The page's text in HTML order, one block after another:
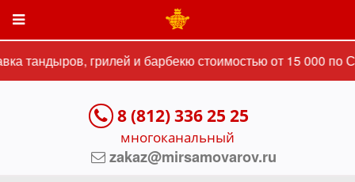
тандыров, грилей и барбекю стоимостью от 15 000 по
8 (812) 336 25 25
многоканальный
zakaz@mirsamovarov.ru